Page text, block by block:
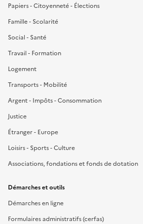
Papiers - Citoyenneté - Élections
Famille - Scolarité
Social - Santé
Travail - Formation
Logement
Transports - Mobilité
Argent - Impôts - Consommation
Justice
Étranger - Europe
Loisirs - Sports - Culture
Associations, fondations et fonds de dotation
Démarches et outils
Démarches en ligne
Formulaires administratifs (cerfas)